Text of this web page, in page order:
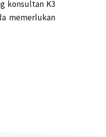
konsultan K3
memerlukan